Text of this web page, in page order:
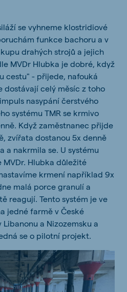
se vyhneme klostridiové
funkce bachoru a v
drahých strojů a jejich
MVDr Hlubka je dobré, když
cestu" - přijede, nafouká
dostávají celý měsíc z toho
nasypání čerstvého
systému TMR se krmivo
Když zaměstnanec přijde
zvířata dostanou 5x denně
a nakrmila se. U systému
Hlubka důležité
krmení například 9x
malá porce granulí a
reagují. Tento systém je ve
jedné farmě v České
a Nizozemsku a
se o pilotní projekt.